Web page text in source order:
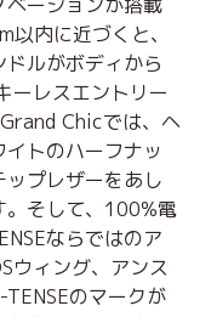
内に近づくと、
ルがボディから
ーレスエントリー
Chicでは、ヘ
トのハーフナッ
プレザーをあし
。そして、100%電
ならではのア
ウィング、アンス
のマークが